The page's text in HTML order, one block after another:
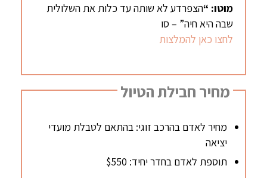
מוטו: “הצפרדע לא שותה עד כלות את השלולית
שבה היא חיה” – סו
לחצו כאן להמלצות
מחיר חבילת הטיול
מחיר לאדם בהרכב זוגי: בהתאם לטבלת מועדי
יציאה
תוספת לאדם בחדר יחיד: $550